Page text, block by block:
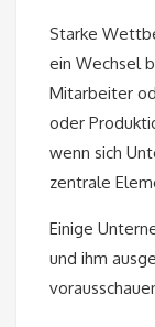
Starke
ein Wechsel
Mitarbeiter
oder
wenn sich
zentrale
Einige
und ihm